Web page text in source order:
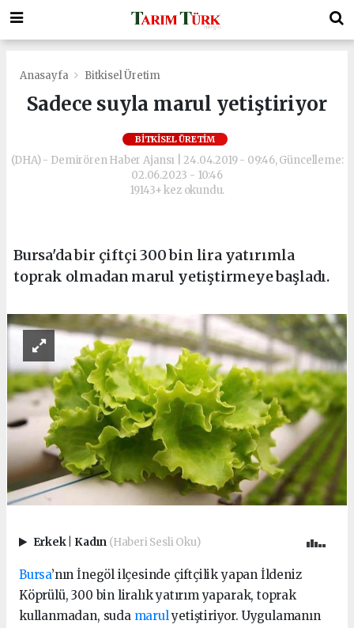
Anasayfa Bitkisel Üretim
Sadece suyla marul yetiştiriyor
BITKISEL ÜRETIM
(DHA) - Demirören Haber Ajansı | 24.04.2019 - 09:46, Güncelleme:
02.06.2023 - 10:46
19143+ kez okundu.
Bursa'da bir çiftçi 300 bin lira yatırımla
toprak olmadan marul yetiştirmeye başladı.
Erkek Kadın (Haberi Sesli Oku)
Bursa’nın İnegöl ilçesinde çiftçilik yapan İldeniz
Köprülü, 300 bin liralık yatırım yaparak, toprak
kullanmadan, suda marulyetiştiriyor. Uygulamanın